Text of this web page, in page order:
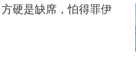
硬是缺席，怕得罪伊